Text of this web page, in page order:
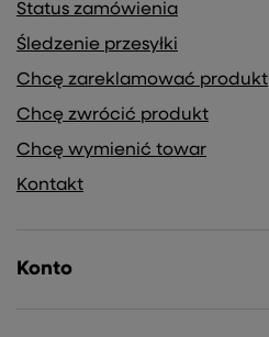
Status zamówienia
Śledzenie przesyłki
Chcę zareklamować produkt
Chcę zwrócić produkt
Chcę wymienić towar
Kontakt
Konto